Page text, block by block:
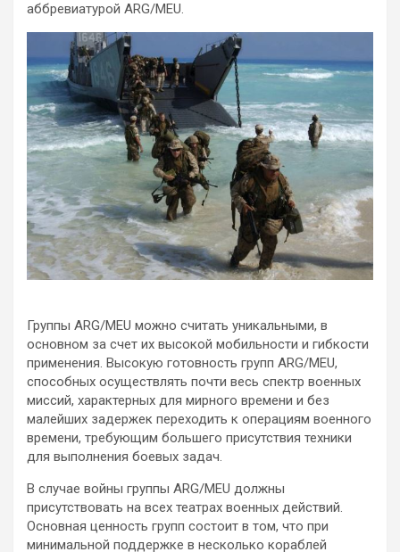
аббревиатурой ARG/MEU.
Группы ARG/MEU можно считать уникальными, в
основном за счет их высокой мобильности и гибкости
применения. Высокую готовность групп ARG/MEU,
способных осуществлять почти весь спектр военных
миссий, характерных для мирного времени и без
малейших задержек переходить к операциям военного
времени, требующим большего присутствия техники
для выполнения боевых задач.
В случае войны группы ARG/MEU должны
присутствовать на всех театрах военных действий.
Основная ценность групп состоит в том, что при
минимальной поддержке в несколько кораблей